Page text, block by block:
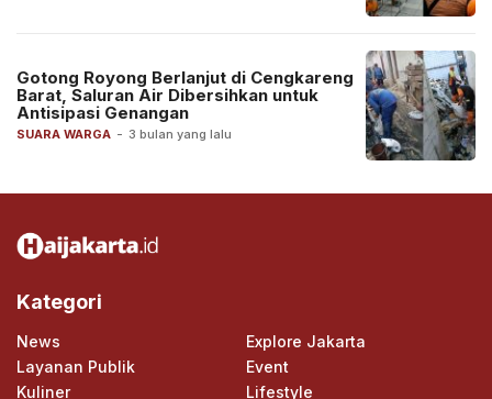
SUARA WARGA - 3 bulan yang lalu
Gotong Royong Berlanjut di Cengkareng
Barat, Saluran Air Dibersihkan untuk
Antisipasi Genangan
Kategori
News
Explore Jakarta
Layanan Publik
Event
Kuliner
Lifestyle